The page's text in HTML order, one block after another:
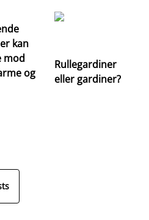
kan
mod
og
Rullegardiner
eller gardiner?